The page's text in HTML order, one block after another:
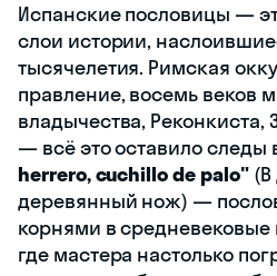
Испанские пословицы —
слои истории,
тысячелетия. Римская
правление, восемь веков
владычества, Реконкиста,
— всё это оставило следы
herrero, cuchillo de palo"(В
деревянный нож) —
корнями в
где мастера настолько